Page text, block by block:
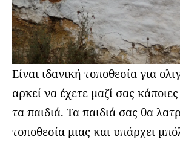
Είναι ιδανική τοποθεσία για
αρκεί να έχετε μαζί σας
τα παιδιά. Τα παιδιά σας θα
τοποθεσία μιας και υπάρχει